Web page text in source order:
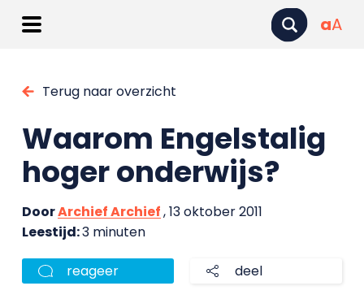
aA
Terug naar overzicht
Waarom Engelstalig
hoger onderwijs?
DoorArchief Archief, 13 oktober 2011
Leestijd:3 minuten
reageer deel